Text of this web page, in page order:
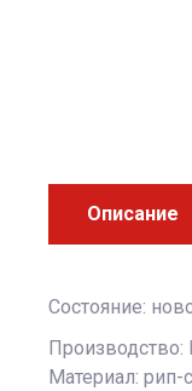
Описание
Состояние:
Производство:
Материал: рип-